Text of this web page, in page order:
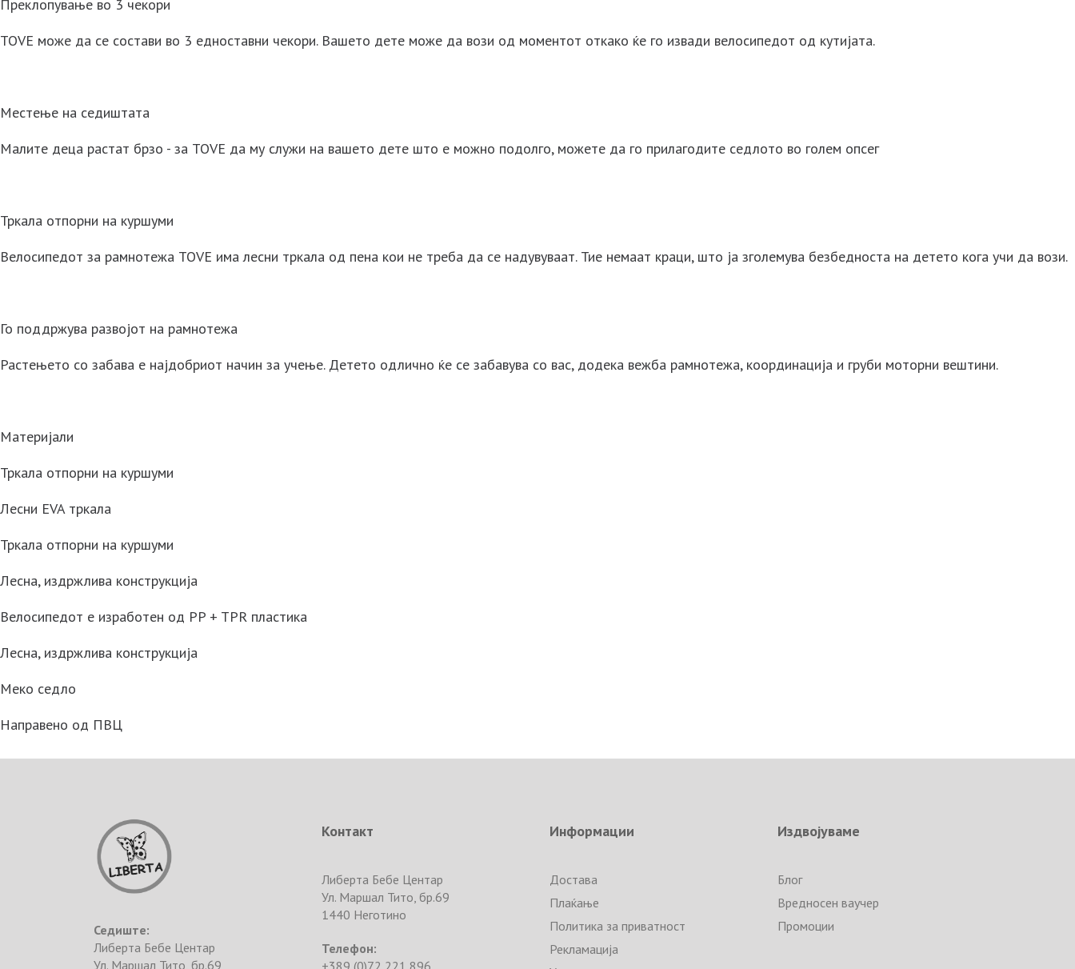
Преклопување во 3 чекори
TOVE може да се состави во 3 едноставни чекори. Вашето дете може да вози од моментот откако ќе го извади велосипедот од кутијата.
Местење на седиштата
Малите деца растат брзо - за TOVE да му служи на вашето дете што е можно подолго, можете да го прилагодите седлото во голем опсег
Тркала отпорни на куршуми
Велосипедот за рамнотежа TOVE има лесни тркала од пена кои не треба да се надувуваат. Тие немаат краци, што ја зголемува безбедноста на детето кога учи да вози.
Го поддржува развојот на рамнотежа
Растењето со забава е најдобриот начин за учење. Детето одлично ќе се забавува со вас, додека вежба рамнотежа, координација и груби моторни вештини.
Материјали
Тркала отпорни на куршуми
Лесни EVA тркала
Тркала отпорни на куршуми
Лесна, издржлива конструкција
Велосипедот е изработен од PP + TPR пластика
Лесна, издржлива конструкција
Меко седло
Направено од ПВЦ
Седиште:
Либерта Бебе Центар
Ул. Маршал Тито, бр.69
Контакт
Либерта Бебе Центар
Ул. Маршал Тито, бр.69
1440 Неготино
Телефон:
+389 (0)72 221 896
Информации
Достава
Плаќање
Политика за приватност
Рекламација
Издвојуваме
Блог
Вредносен ваучер
Промоции